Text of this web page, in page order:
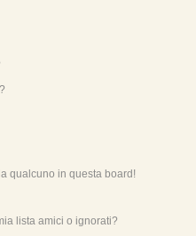
qualcuno in questa board!
lista amici o ignorati?